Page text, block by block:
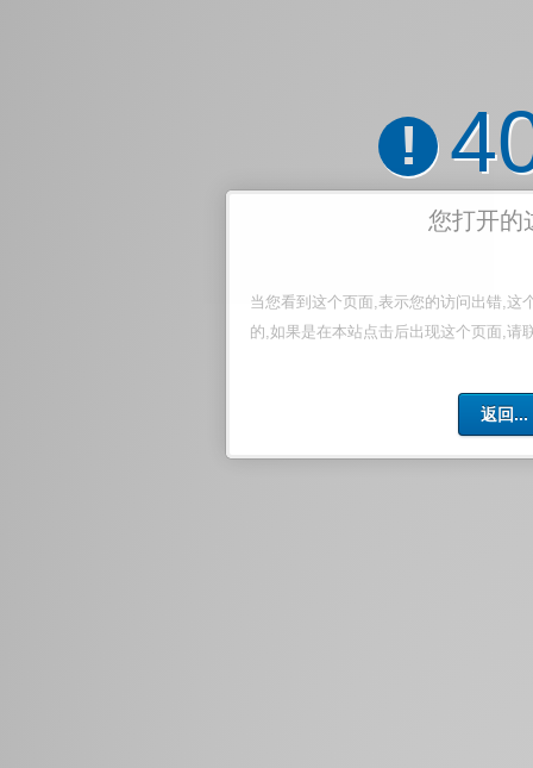
!
您打开的
当您看到这个页面,表示您的访问出错,这
的,如果是在本站点击后出现这个页面,请
返回...